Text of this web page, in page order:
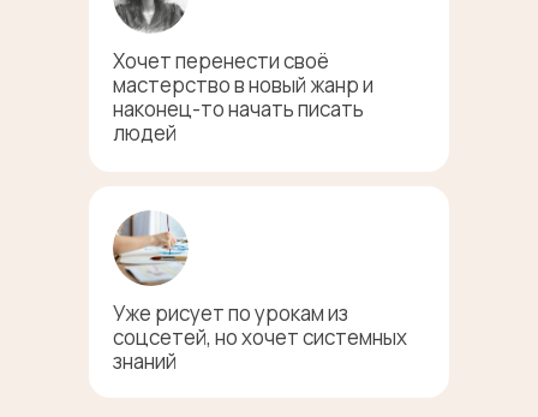
Хочет перенести своё
мастерство в новый жанр и
наконец-то начать писать
людей
Уже рисует по урокам из
соцсетей, но хочет системных
знаний